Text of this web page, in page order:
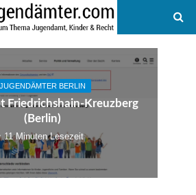
JUGENDÄMTER BERLIN
Friedrichshain-Kreuzberg
(Berlin)
11 Minuten Lesezeit